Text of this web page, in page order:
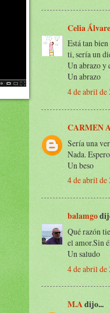
Celia
Está tan
ti, sería un
Un abrazo y
Un abrazo
4 de abril de
CARMEN
Sería una
Nada.
Un beso
4 de abril de
balamgo
Qué razón
el amor.Sin
Un saludo
4 de abril de
M.Adijo...